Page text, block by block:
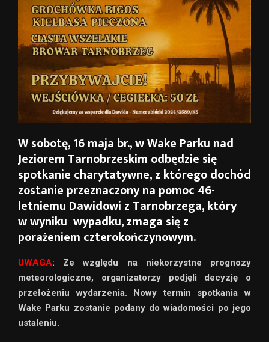
W sobotę,16 maja br., w Wake Parku nad
Jeziorem Tarnobrzeskim odbędzie się
spotkanie charytatywne, z którego dochód
zostanie przeznaczony na pomoc 46-
letniemu Dawidowi z Tarnobrzega, który
w wyniku wypadku, zmaga się z
porażeniem czterokończynowym.
UWAGA: Ze względu na niekorzystne prognozy
meteorologiczne, organizatorzy podjęli decyzję o
przełożeniu wydarzenia. Nowy termin spotkania w
Wake Parku zostanie podany do wiadomości po jego
ustaleniu.